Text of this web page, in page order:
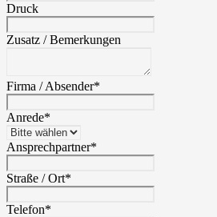
Druck
Zusatz / Bemerkungen
Firma / Absender*
Anrede*
Ansprechpartner*
Straße / Ort*
Telefon*